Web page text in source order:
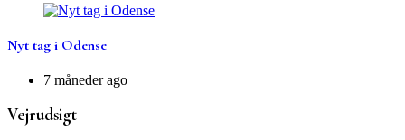
Nyt tag i Odense
7 måneder ago
Vejrudsigt